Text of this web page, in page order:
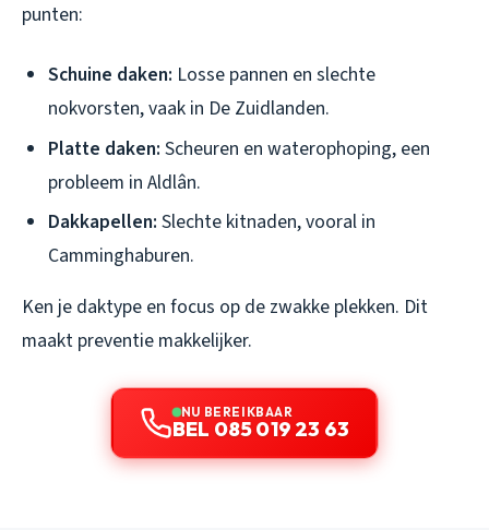
punten:
Schuine daken: Losse pannen en slechte
nokvorsten, vaak in De Zuidlanden.
Platte daken: Scheuren en waterophoping, een
probleem in Aldlân.
Dakkapellen: Slechte kitnaden, vooral in
Camminghaburen.
Ken je daktype en focus op de zwakke plekken. Dit
maakt preventie makkelijker.
NU BEREIKBAAR
BEL 085 019 23 63